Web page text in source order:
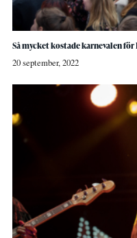
Så mycket kostade karnevalen för
20 september, 2022